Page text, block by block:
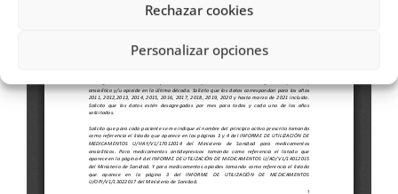
Rechazar cookies
Personalizar opciones